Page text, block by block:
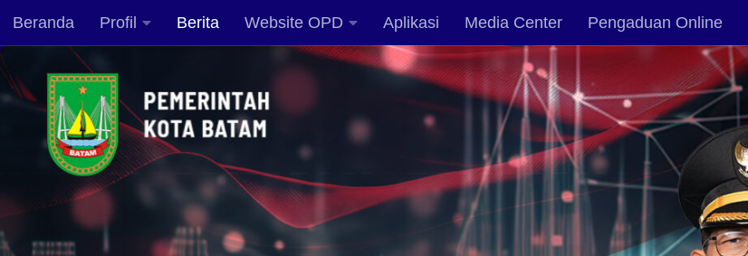
Skip to content
Beranda Profil Berita Website OPD Aplikasi Media Center Pengaduan Online